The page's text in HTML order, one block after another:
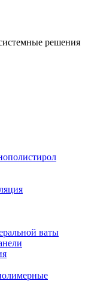
решения
ваты